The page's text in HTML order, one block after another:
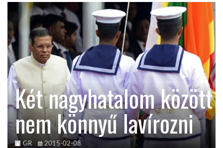
LATIN-AMERIKA
KÖZEL-KELET
AUSZTRÁLIA
A VILÁG ITTHON
Két nagyhatalom között
nem könnyű lavírozni
GR 2015-02-08